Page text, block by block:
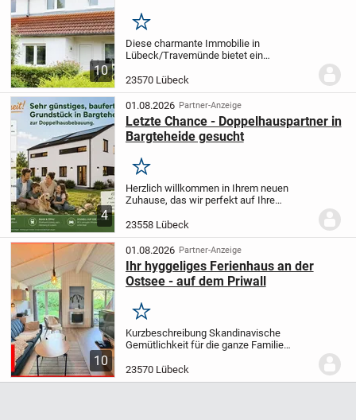
10
Merken
Diese charmante Immobilie in
Lübeck/Travemünde bietet ein
ca. 100 qm Wohnfläche, verteilt auf 4
Zimmer. Das Baujahr 1996 zeugt von
zeitgemäßer Ausstattung und...
23570 Lübeck
4
01.08.2026 Partner-Anzeige
Letzte Chance - Doppelhauspartner in
Bargteheide gesucht
Merken
Herzlich willkommen in Ihrem neuen
Zuhause, das wir perfekt auf Ihre
Häuser werden von Grund auf mit
scharfsinniger Genauigkeit entworfen
und bieten eine perfekte...
23558 Lübeck
10
01.08.2026 Partner-Anzeige
Ihr hyggeliges Ferienhaus an der
Ostsee - auf dem Priwall
Merken
Kurzbeschreibung Skandinavische
Gemütlichkeit für die ganze Familie
skandinavischen Stil begeistert mit einer
cleveren Raumaufteilung und einer
23570 Lübeck